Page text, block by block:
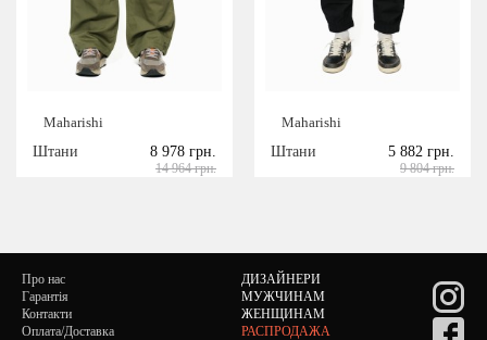
Maharishi
Штани
8 978 грн.
14 964 грн.
Maharishi
Штани
5 882 грн.
9 804 грн.
Про нас
Гарантія
Контакти
Оплата/Доставка
ДИЗАЙНЕРИ
МУЖЧИНАМ
ЖЕНЩИНАМ
РАСПРОДАЖА